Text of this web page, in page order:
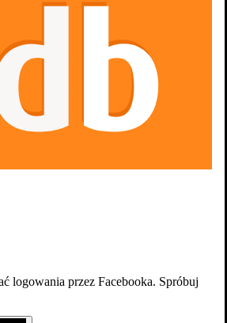
logowania przez Facebooka. Spróbuj